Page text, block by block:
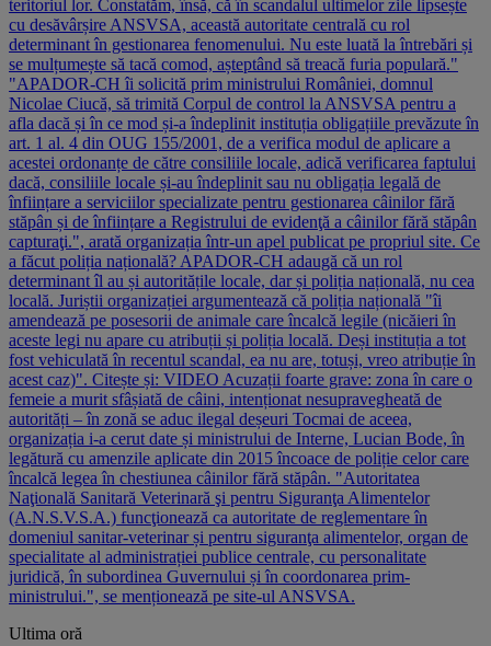
teritoriul lor. Constatăm, însă, că în scandalul ultimelor zile lipsește
cu desăvârșire ANSVSA, această autoritate centrală cu rol
determinant în gestionarea fenomenului. Nu este luată la întrebări și
se mulțumește să tacă comod, așteptând să treacă furia populară."
"APADOR-CH îi solicită prim ministrului României, domnul
Nicolae Ciucă, să trimită Corpul de control la ANSVSA pentru a
afla dacă și în ce mod și-a îndeplinit instituția obligațiile prevăzute în
art. 1 al. 4 din OUG 155/2001, de a verifica modul de aplicare a
acestei ordonanțe de către consiliile locale, adică verificarea faptului
dacă, consiliile locale și-au îndeplinit sau nu obligația legală de
înființare a serviciilor specializate pentru gestionarea câinilor fără
stăpân și de înființare a Registrului de evidenţă a câinilor fără stăpân
capturaţi.", arată organizația într-un apel publicat pe propriul site. Ce
a făcut poliția națională? APADOR-CH adaugă că un rol
determinant îl au și autoritățile locale, dar și poliția națională, nu cea
locală. Juriștii organizației argumentează că poliția națională "îi
amendează pe posesorii de animale care încalcă legile (nicăieri în
aceste legi nu apare cu atribuții și poliția locală. Deși instituția a tot
fost vehiculată în recentul scandal, ea nu are, totuși, vreo atribuție în
acest caz)". Citește și: VIDEO Acuzații foarte grave: zona în care o
femeie a murit sfâșiată de câini, intenționat nesupravegheată de
autorități – în zonă se aduc ilegal deșeuri Tocmai de aceea,
organizația i-a cerut date și ministrului de Interne, Lucian Bode, în
legătură cu amenzile aplicate din 2015 încoace de poliție celor care
încalcă legea în chestiunea câinilor fără stăpân. "Autoritatea
Naţională Sanitară Veterinară şi pentru Siguranţa Alimentelor
(A.N.S.V.S.A.) funcţionează ca autoritate de reglementare în
domeniul sanitar-veterinar și pentru siguranţa alimentelor, organ de
specialitate al administrației publice centrale, cu personalitate
juridică, în subordinea Guvernului și în coordonarea prim-
ministrului.", se menționează pe site-ul ANSVSA.
Ultima oră